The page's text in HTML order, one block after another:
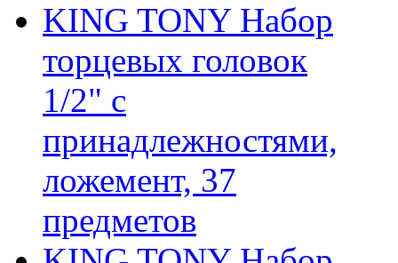
KING TONY Набор
торцевых головок
1/2" с
принадлежностями,
ложемент, 37
предметов